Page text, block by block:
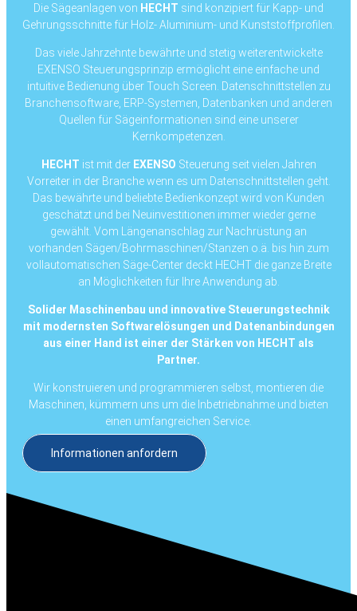
Die Sägeanlagen von HECHT sind konzipiert für Kapp- und
Gehrungsschnitte für Holz- Aluminium- und Kunststoffprofilen.
Das viele Jahrzehnte bewährte und stetig weiterentwickelte
EXENSO Steuerungsprinzip ermöglicht eine einfache und
intuitive Bedienung über Touch Screen. Datenschnittstellen zu
Branchensoftware, ERP-Systemen, Datenbanken und anderen
Quellen für Sägeinformationen sind eine unserer
Kernkompetenzen.
HECHT ist mit der EXENSO Steuerung seit vielen Jahren
Vorreiter in der Branche wenn es um Datenschnittstellen geht.
Das bewährte und beliebte Bedienkonzept wird von Kunden
geschätzt und bei Neuinvestitionen immer wieder gerne
gewählt. Vom Längenanschlag zur Nachrüstung an
vorhanden Sägen/Bohrmaschinen/Stanzen o.ä. bis hin zum
vollautomatischen Säge-Center deckt HECHT die ganze Breite
an Möglichkeiten für Ihre Anwendung ab.
Solider Maschinenbau und innovative Steuerungstechnik
mit modernsten Softwarelösungen und Datenanbindungen
aus einer Hand ist einer der Stärken von HECHT als
Partner.
Wir konstruieren und programmieren selbst, montieren die
Maschinen, kümmern uns um die Inbetriebnahme und bieten
einen umfangreichen Service.
Informationen anfordern